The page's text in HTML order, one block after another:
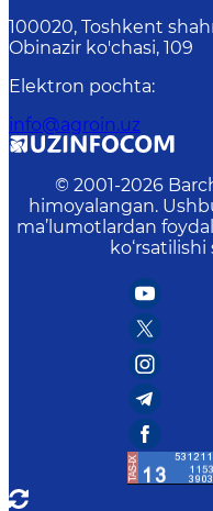
100020, Toshkent
Obinazir ko'chasi, 109
Elektron pochta:
info@agroin.uz
© 2001-2026
himoyalangan.
ma’lumotlardan
ko‘rsatilishi